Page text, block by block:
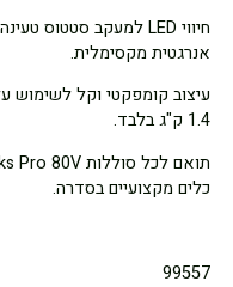
אנרגטית מקסימלית.
עיצוב קומפקטי וקל
1.4 ק"ג בלבד.
כלים מקצועיים בסדרה.
99557